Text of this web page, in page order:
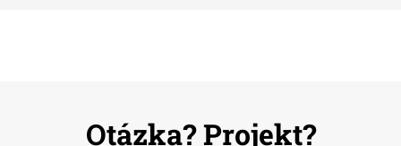
Otázka? Projekt?